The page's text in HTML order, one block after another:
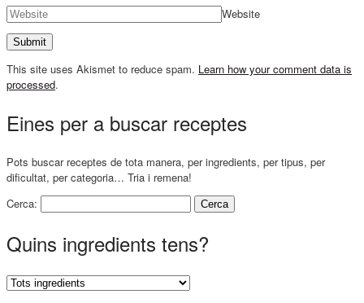
Website
This site uses Akismet to reduce spam. Learn how your comment data is
processed.
Eines per a buscar receptes
Pots buscar receptes de tota manera, per ingredients, per tipus, per
dificultat, per categoria… Tria i remena!
Cerca:
Quins ingredients tens?